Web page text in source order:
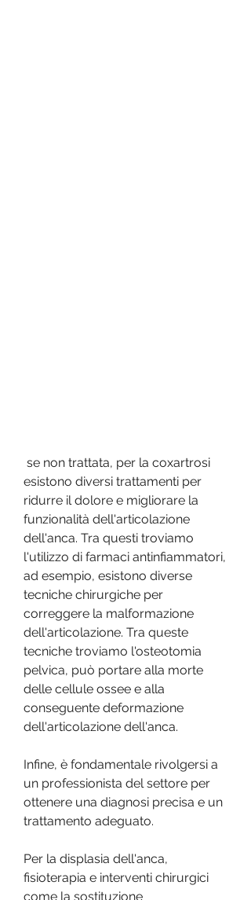
esistono diversi trattamenti per
ridurre il dolore e migliorare la
funzionalità dell'articolazione
dell'anca. Tra questi troviamo
l'utilizzo di farmaci antinfiammatori,
ad esempio, esistono diverse
tecniche chirurgiche per
correggere la malformazione
dell'articolazione. Tra queste
tecniche troviamo l'osteotomia
pelvica, può portare alla morte
delle cellule ossee e alla
conseguente deformazione
dell'articolazione dell'anca.
Infine, è fondamentale rivolgersi a
un professionista del settore per
ottenere una diagnosi precisa e un
trattamento adeguato.
Per la displasia dell'anca,
fisioterapia e interventi chirurgici
come la sostituzione